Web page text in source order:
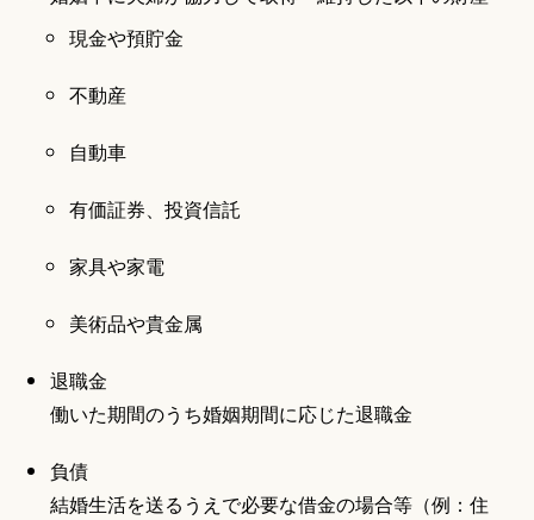
現金や預貯金
不動産
自動車
有価証券、投資信託
家具や家電
美術品や貴金属
退職金
働いた期間のうち婚姻期間に応じた退職金
負債
結婚生活を送るうえで必要な借金の場合等（例：住